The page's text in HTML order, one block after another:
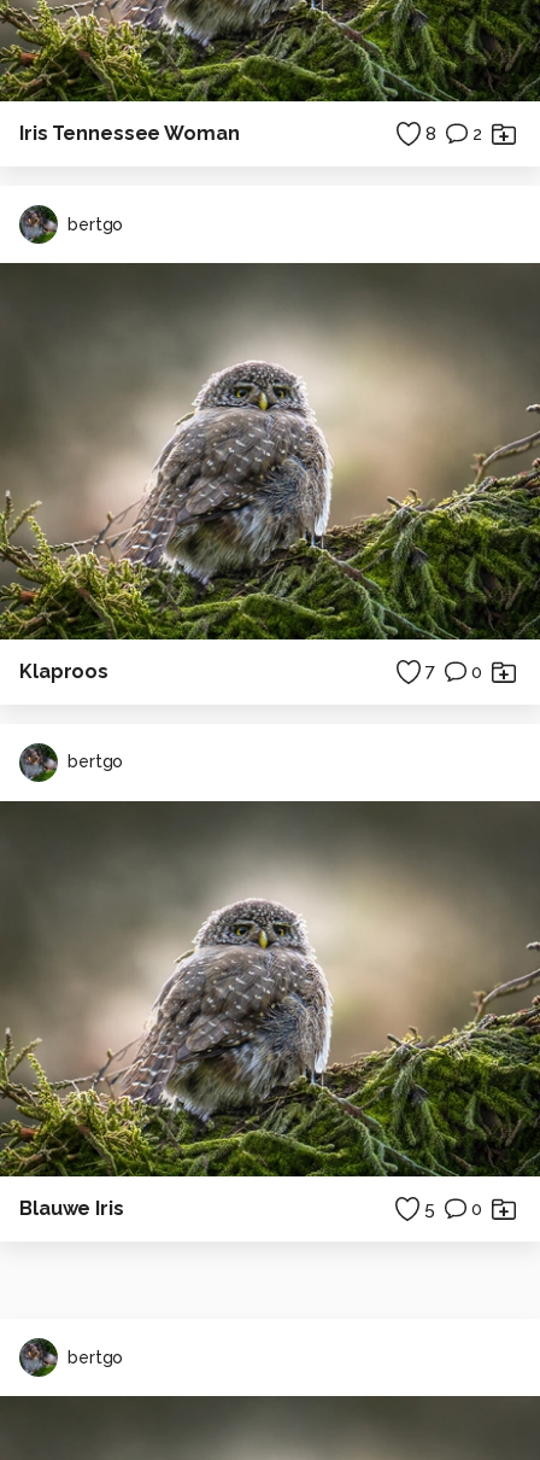
Iris Tennessee Woman 8 2
bertgo
Klaproos 7 0
bertgo
Blauwe Iris 5 0
bertgo